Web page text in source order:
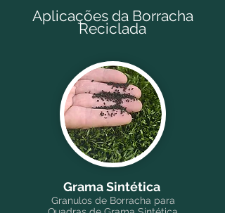
Aplicações da Borracha
Reciclada
Grama Sintética
Granulos de Borracha para